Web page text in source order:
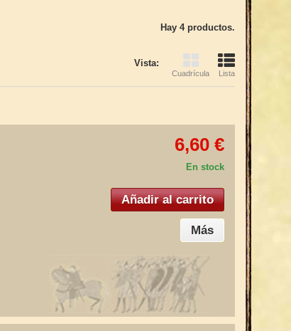
Hay 4 productos.
Vista:
Cuadrícula Lista
6,60 €
En stock
Añadir al carrito
Más